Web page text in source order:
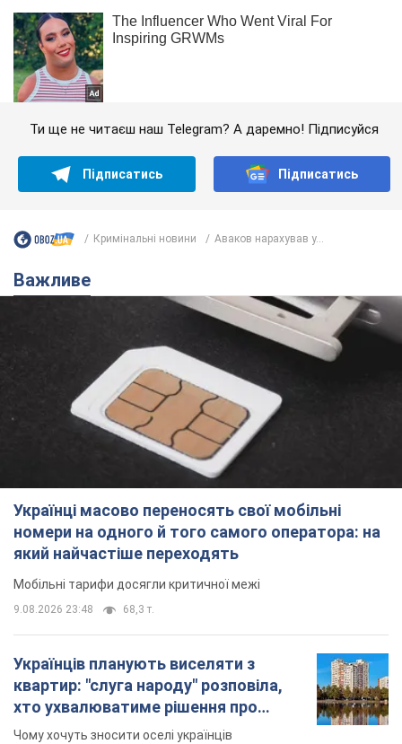
Ти ще не читаєш наш Telegram? А даремно! Підписуйся
Підписатись Підписатись
Кримінальні новини Аваков нарахував у...
Важливе
Українці масово переносять свої мобільні
номери на одного й того самого оператора: на
який найчастіше переходять
Мобільні тарифи досягли критичної межі
9.08.2026 23:48 68,3 т.
Українців планують виселяти з
квартир: "слуга народу" розповіла,
хто ухвалюватиме рішення про
знесення будинків
Чому хочуть зносити оселі українців